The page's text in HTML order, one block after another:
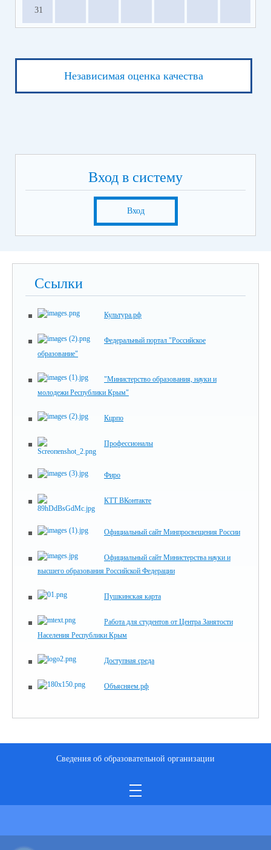
31
Независимая оценка качества
Вход в систему
Вход
Ссылки
Культура.рф
Федеральный портал "Российское
образование"
"Министерство образования, науки и
молодежи Республики Крым"
Кцрпо
Профессионалы
Фиро
КТТ ВКонтакте
Официальный сайт Минпросвещения России
Официальный сайт Министерства науки и
высшего образования Российской Федерации
Пушкинская карта
Работа для студентов от Центра Занятости
Населения Республики Крым
Доступная среда
Объясняем.рф
Сведения об образовательной организации